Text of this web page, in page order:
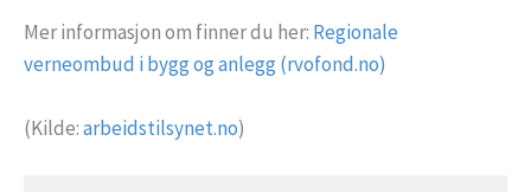
Mer informasjon om finner du her: Regionale
verneombud i bygg og anlegg (rvofond.no)
(Kilde:arbeidstilsynet.no)